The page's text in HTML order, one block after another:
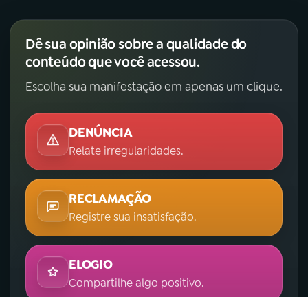
Dê sua opinião sobre a qualidade do
conteúdo que você acessou.
Escolha sua manifestação em apenas um clique.
DENÚNCIA
Relate irregularidades.
RECLAMAÇÃO
Registre sua insatisfação.
ELOGIO
Compartilhe algo positivo.